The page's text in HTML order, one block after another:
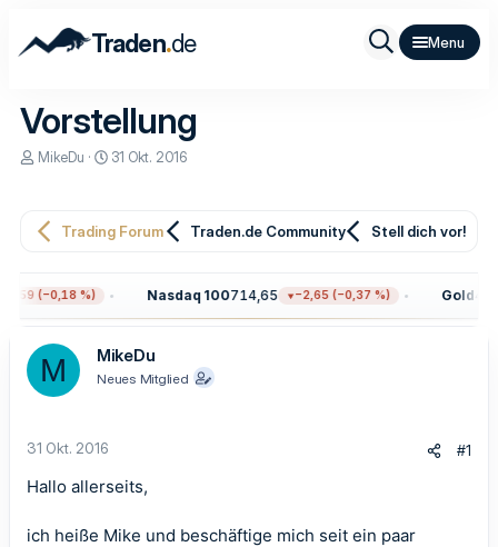
Traden.de
Vorstellung
E
e
r
MikeDu
E
e
l
a
m
31 Okt. 2016
Trading Forum Traden.de Community Stell dich vor!
(−0,18 %) Nasdaq 100714,65 −2,65 (−0,37 %) Gold
M MikeDu
Neues Mitglied
31 Okt. 2016 #1
Hallo allerseits,
ich heiße Mike und beschäftige mich seit ein paar